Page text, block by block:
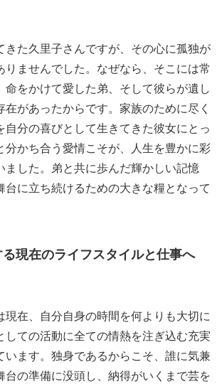
きた久里子さんですが、その心に孤独が
りませんでした。なぜなら、そこには常
命をかけて愛した弟、そして彼らが遺し
在があったからです。家族のために尽く
自分の喜びとして生きてきた彼女にとっ
分かち合う愛情こそが、人生を豊かに彩
ました。弟と共に歩んだ輝かしい記憶
台に立ち続けるための大きな糧となって
現在のライフスタイルと仕事へ
現在、自分自身の時間を何よりも大切に
しての活動に全ての情熱を注ぎ込む充実
います。独身であるからこそ、誰に気兼
台の準備に没頭し、納得がいくまで芸を